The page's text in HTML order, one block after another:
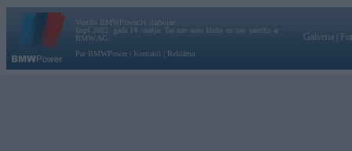
Vortāls BMWPower.lv darbojas
kopš 2002. gada 14. maija. Tas nav auto klubs un nav saistīts ar
BMW AG.
Par BMWPower
Kontakti Reklāma
Galvena